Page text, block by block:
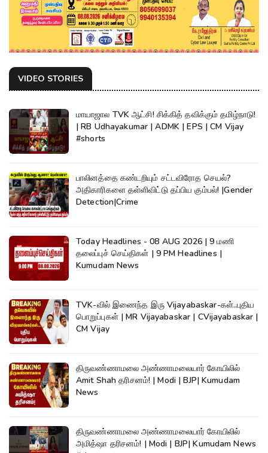
VIDEO STORIES
மாயாஜால TVK ஆட்சி! சிக்கித் தவிக்கும் தமிழ்நாடு!
| RB Udhayakumar | ADMK | EPS | CM Vijay
#shorts
பாலினத்தை கண்டறியும் சட்டவிரோத செயல்?
அதிகாரிகளை தள்ளிவிட்டு தப்பிய கும்பல்! |Gender
Detection|Crime
Today Headlines - 08 AUG 2026 | 9 மணி
தலைப்புச் செய்திகள் | 9 PM Headlines |
Kumudam News
TVK-வில் இணைந்த இரு Vijayabaskar-கள்..புதிய
பொறுப்புகள் | MR Vijayabaskar | CVijayabaskar |
CM Vijay
திருவண்ணாமலை அண்ணாமலையார் கோயிலில்
Amit Shah தரிசனம்! | Modi | BJP| Kumudam
News
திருவண்ணாமலை அண்ணாமலையார் கோயிலில்
அமித்ஷா தரிசனம்! | Modi | BJP| Kumudam News